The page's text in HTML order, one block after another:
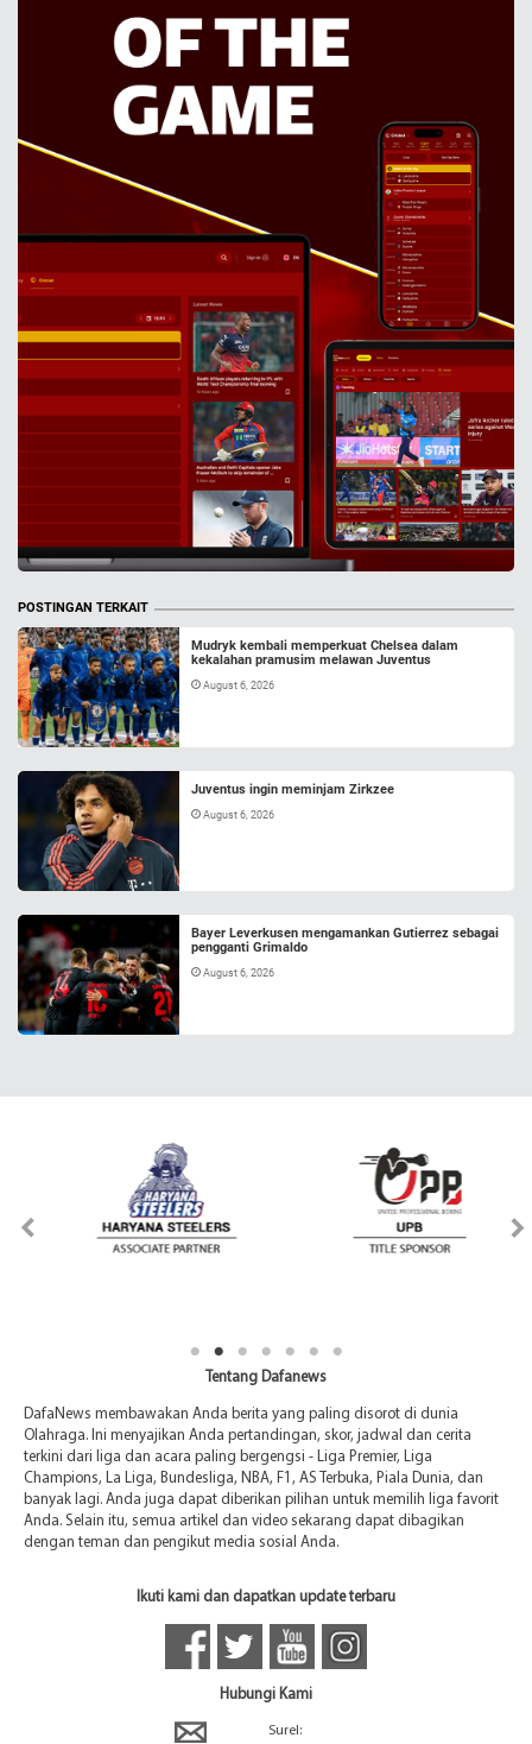
POSTINGAN TERKAIT
Mudryk kembali memperkuat Chelsea dalam
kekalahan pramusim melawan Juventus
August 6, 2026
Juventus ingin meminjam Zirkzee
August 6, 2026
Bayer Leverkusen mengamankan Gutierrez sebagai
pengganti Grimaldo
August 6, 2026
Tentang Dafanews
DafaNews membawakan Anda berita yang paling disorot di dunia
Olahraga. Ini menyajikan Anda pertandingan, skor, jadwal dan cerita
terkini dari liga dan acara paling bergengsi - Liga Premier, Liga
Champions, La Liga, Bundesliga, NBA, F1, AS Terbuka, Piala Dunia, dan
banyak lagi. Anda juga dapat diberikan pilihan untuk memilih liga favorit
Anda. Selain itu, semua artikel dan video sekarang dapat dibagikan
dengan teman dan pengikut media sosial Anda.
Ikuti kami dan dapatkan update terbaru
Hubungi Kami
Surel: